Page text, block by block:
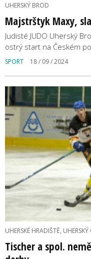
UHERSKÝ BROD
Majstrštyk Maxy,
Judisté JUDO Uherský
ostrý start na Českém
SPORT 18 / 09 / 2024
UHERSKÉ HRADIŠTĚ,
Tischer a spol.